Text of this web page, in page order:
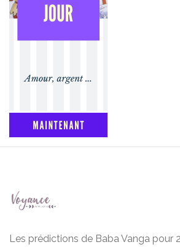
Les prédictions de Baba Vanga pour